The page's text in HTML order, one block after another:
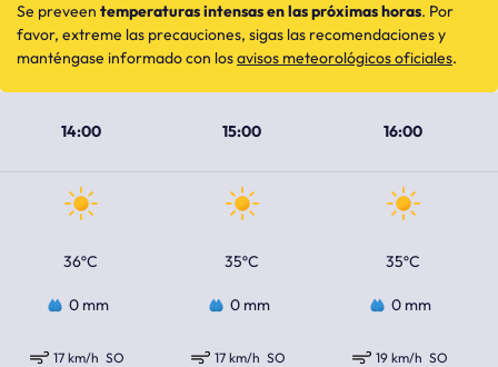
14:00 15:00 16:00
36ºC 35ºC 35ºC
0 mm 0 mm 0 mm
17 km/h SO 17 km/h SO 19 km/h SO
Se preveen temperaturas intensas en las próximas horas. Por
favor, extreme las precauciones, sigas las recomendaciones y
manténgase informado con losavisos meteorológicos oficiales.